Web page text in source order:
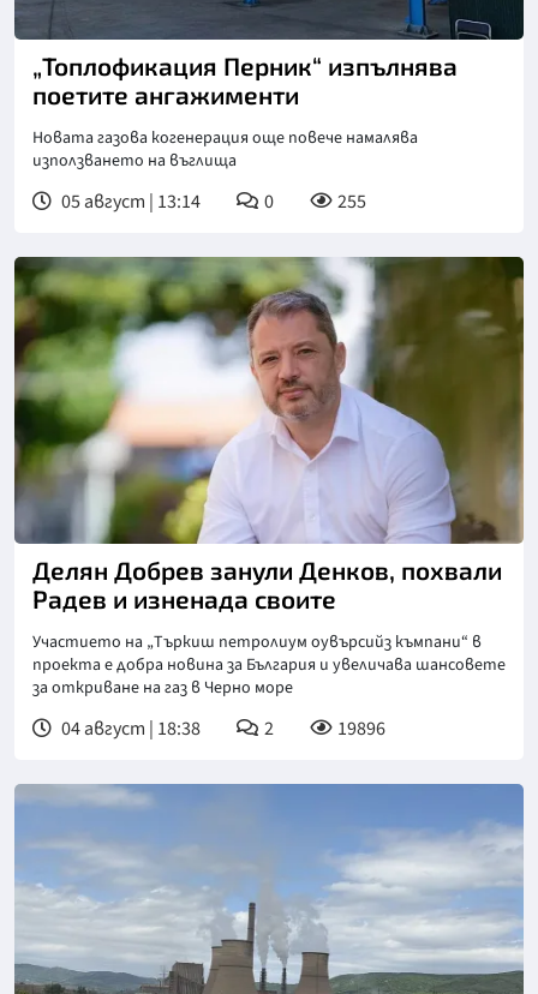
„Топлофикация Перник“ изпълнява
поетите ангажименти
Новата газова когенерация още повече намалява
използването на въглища
05 август | 13:14 0 255
Делян Добрев занули Денков, похвали
Радев и изненада своите
Участието на „Търкиш петролиум оувърсийз къмпани“ в
проекта е добра новина за България и увеличава шансовете
за откриване на газ в Черно море
04 август | 18:38 2 19896